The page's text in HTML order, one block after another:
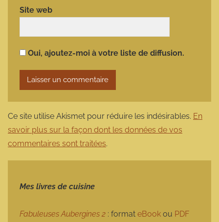
Site web
Oui, ajoutez-moi à votre liste de diffusion.
Ce site utilise Akismet pour réduire les indésirables. En
savoir plus sur la façon dont les données de vos
commentaires sont traitées.
Mes livres de cuisine
Fabuleuses Aubergines 2 : format eBook ou PDF